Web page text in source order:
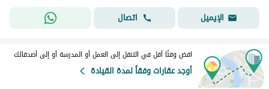
الإيميل
اتصال
اقض وقتًا أقل في التنقل إلى العمل أو المدرسة أو إلى أصدقائك
أوجد عقارات وفقاً لمدة القيادة